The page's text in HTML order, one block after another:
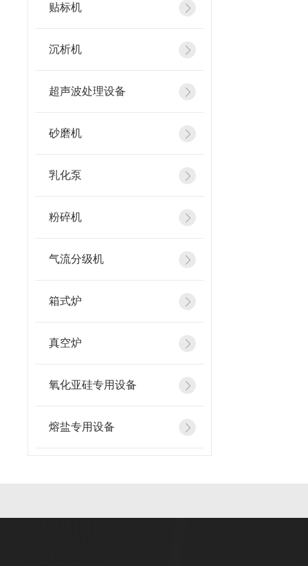
贴标机
沉析机
超声波处理设备
砂磨机
乳化泵
粉碎机
气流分级机
箱式炉
真空炉
氧化亚硅专用设备
熔盐专用设备